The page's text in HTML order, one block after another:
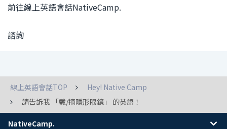
前往線上英語會話NativeCamp.
諮詢
線上英語會話TOP
Hey! Native Camp
請告訴我 「戴/摘隱形眼鏡」 的英語！
NativeCamp.